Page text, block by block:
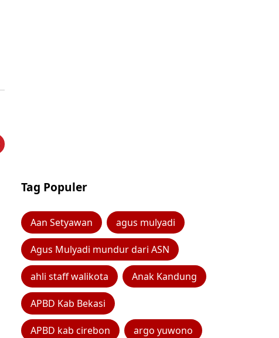
Tag Populer
Aan Setyawan agus mulyadi
Agus Mulyadi mundur dari ASN
ahli staff walikota Anak Kandung
APBD Kab Bekasi
APBD kab cirebon argo yuwono